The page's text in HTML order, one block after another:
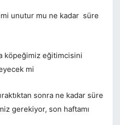
unutur mu ne kadar süre
köpeğimiz eğitimcisini
mi
sonra ne kadar süre
gerekiyor, son haftamı